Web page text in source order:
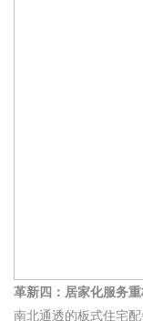
革新四：居家化服务
南北通透的板式住宅